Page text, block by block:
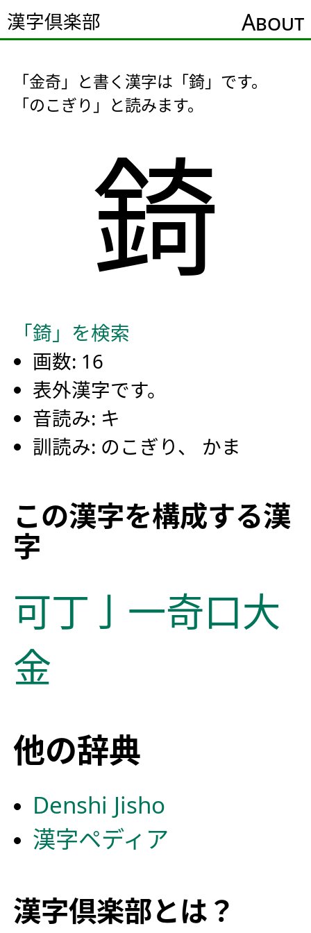
漢字倶楽部 About
「金奇」と書く漢字は「錡」です。
「のこぎり」と読みます。
錡
「錡」を検索
画数: 16
表外漢字です。
音読み: キ
訓読み: のこぎり、 かま
この漢字を構成する漢
字
可丁 亅 一奇口大
金
他の辞典
Denshi Jisho
漢字ペディア
漢字倶楽部とは？